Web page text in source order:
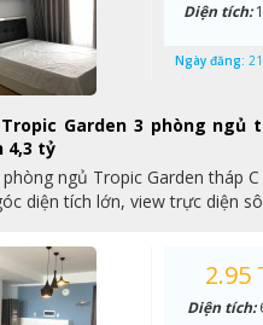
Garden 3 phòng ngủ
4,3 tỷ
ngủ Tropic Garden tháp C
diện tích lớn, view trực diện
Diện tích:
Ngày đăng:
2.95
Diện tích: